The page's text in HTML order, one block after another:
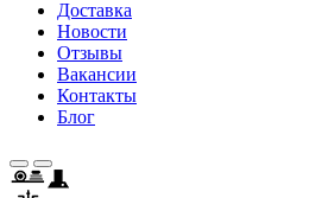
Доставка
Новости
Отзывы
Вакансии
Контакты
Блог